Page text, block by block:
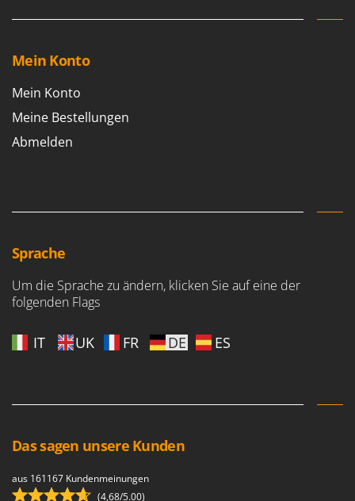
U
Unger
V
Verdemax
Vesco
Volpi
Wolf Garten
Worx
Zephir
ZGrills
Mein Konto
Mein Konto
Meine Bestellungen
Abmelden
Sprache
Um die Sprache zu ändern, klicken Sie auf eine der
folgenden Flags
IT UK FR DE ES
Das sagen unsere Kunden
aus 161167 Kundenmeinungen
(4,68/5.00)